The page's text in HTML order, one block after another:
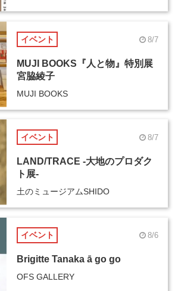
イベント 8/7
MUJI BOOKS『人と物』特別展
宮脇綾子
MUJI BOOKS
イベント 8/7
LAND/TRACE -大地のプロダク
ト展-
土のミュージアムSHIDO
イベント 8/6
Brigitte Tanaka ā go go
OFS GALLERY